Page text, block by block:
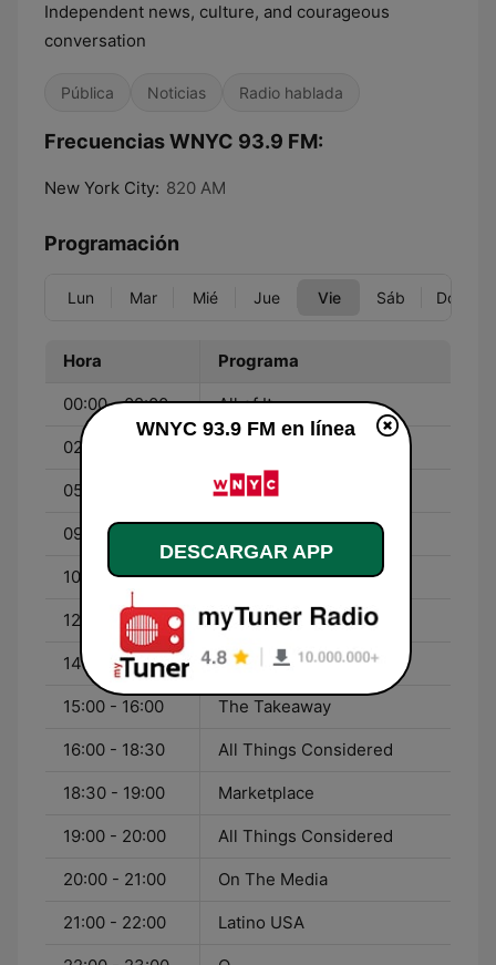
Independent news, culture, and courageous
conversation
Pública Noticias Radio hablada
Frecuencias WNYC 93.9 FM:
New York City: 820 AM
Programación
Lun Mar Mié Jue Vie Sáb Dom
Hora Programa
00:00 - 02:00 All of It
02:00 - 05:00
05:00 - 09:00 Morning Edition
09:00 - 10:00
10:00 - 12:00 The Brian Lehrer Show
12:00 - 14:00 All of It
14:00 - 15:00 Science Friday
15:00 - 16:00 The Takeaway
16:00 - 18:30 All Things Considered
18:30 - 19:00 Marketplace
19:00 - 20:00 All Things Considered
20:00 - 21:00 On The Media
21:00 - 22:00 Latino USA
WNYC 93.9 FM en línea
DESCARGAR APP